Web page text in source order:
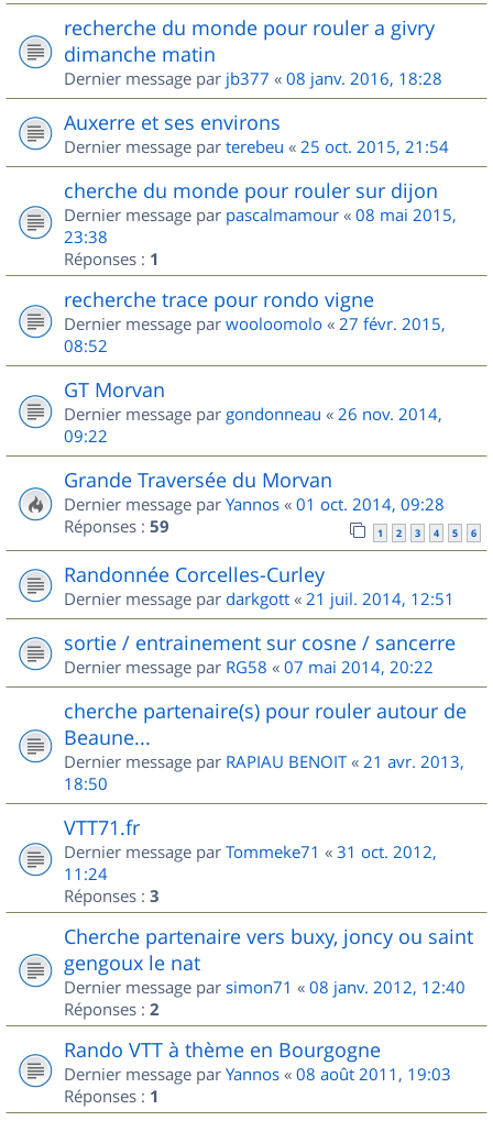
recherche du monde pour rouler a givry
dimanche matin
Dernier message par jb377 « 08 janv. 2016, 18:28
Auxerre et ses environs
Dernier message par terebeu « 25 oct. 2015, 21:54
cherche du monde pour rouler sur dijon
Dernier message par pascalmamour « 08 mai 2015,
23:38
Réponses : 1
recherche trace pour rondo vigne
Dernier message par wooloomolo « 27 févr. 2015,
08:52
GT Morvan
Dernier message par gondonneau « 26 nov. 2014,
09:22
Grande Traversée du Morvan
Dernier message par Yannos « 01 oct. 2014, 09:28
Réponses : 59 1 2 3 4 5 6
Randonnée Corcelles-Curley
Dernier message par darkgott « 21 juil. 2014, 12:51
sortie / entrainement sur cosne / sancerre
Dernier message par RG58 « 07 mai 2014, 20:22
cherche partenaire(s) pour rouler autour de
Beaune...
Dernier message par RAPIAU BENOIT« 21 avr. 2013,
18:50
VTT71.fr
Dernier message par Tommeke71 « 31 oct. 2012,
11:24
Réponses : 3
Cherche partenaire vers buxy, joncy ou saint
gengoux le nat
Dernier message par simon71 « 08 janv. 2012, 12:40
Réponses : 2
Rando VTT à thème en Bourgogne
Dernier message par Yannos « 08 août 2011, 19:03
Réponses : 1